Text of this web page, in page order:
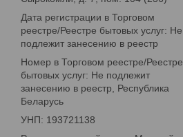
Дата регистрации в Торговом
реестре/Реестре бытовых услуг: Не
подлежит занесению в реестр
Номер в Торговом реестре/Реестре
бытовых услуг: Не подлежит
занесению в реестр, Республика
Беларусь
УНП: 193721138